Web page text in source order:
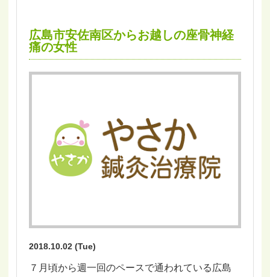
広島市安佐南区からお越しの座骨神経
痛の女性
2018.10.02 (Tue)
７月頃から週一回のペースで通われている広島